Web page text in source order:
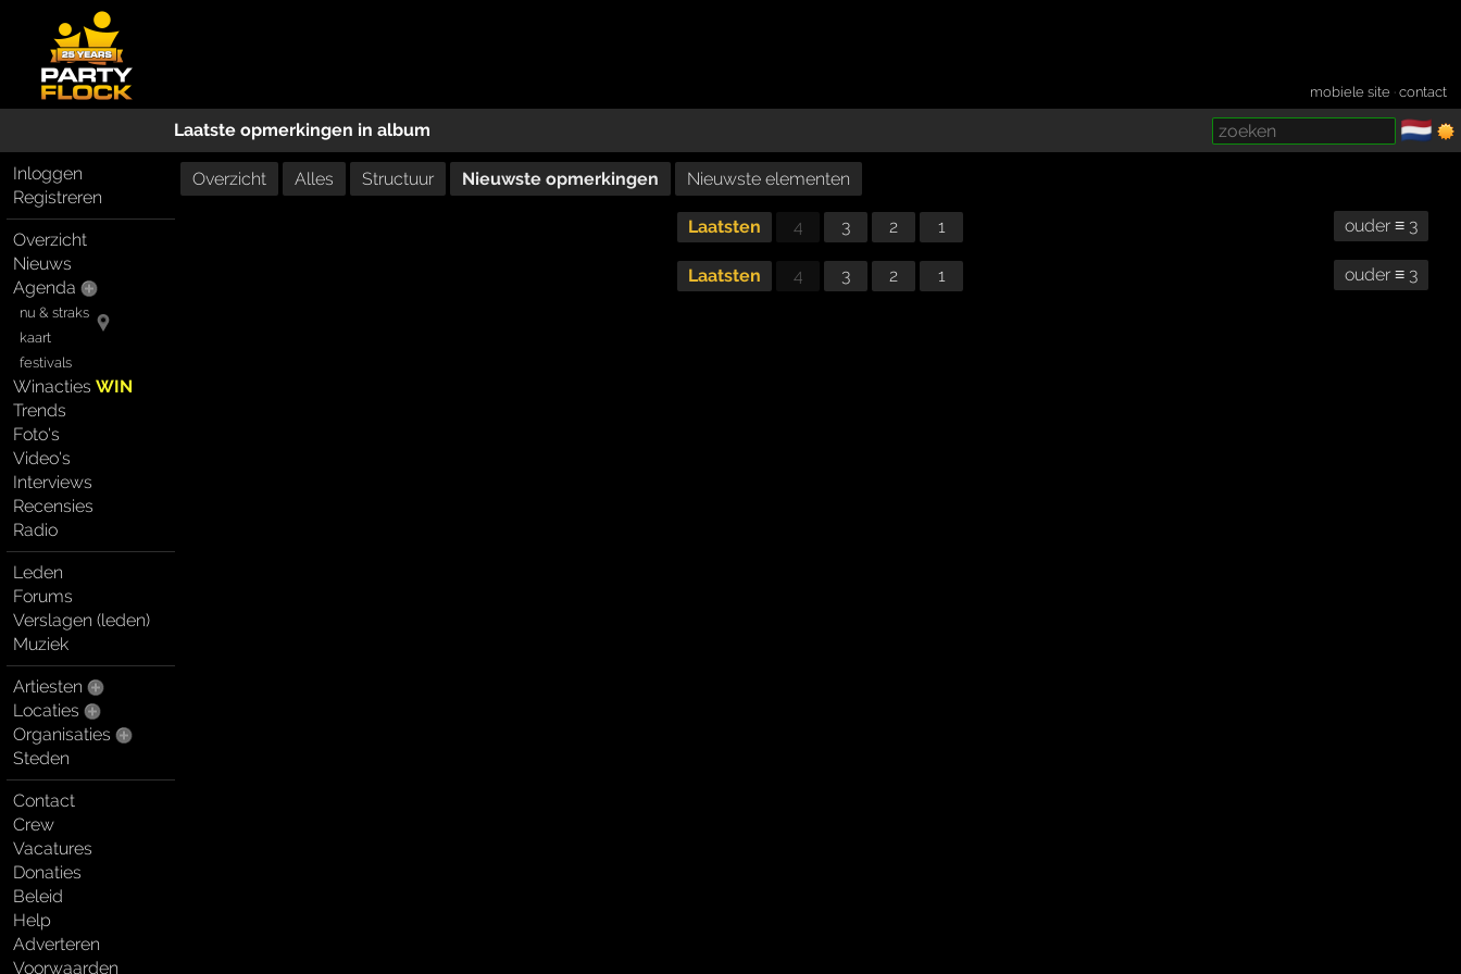
mobiele site ·contact
Laatste opmerkingen in album 🇳🇱
Inloggen
Registreren
Overzicht
Nieuws
Agenda
nu & straks
kaart
festivals
WinactiesWIN
Trends
Foto's
Video's
Interviews
Recensies
Radio
Leden
Forums
Verslagen (leden)
Muziek
Artiesten
Locaties
Organisaties
Steden
Contact
Crew
Vacatures
Donaties
Beleid
Help
Adverteren
Voorwaarden
Overzicht Alles Structuur Nieuwste opmerkingen Nieuwste elementen
Laatsten 4 3 2 1 ouder ≡ 3
Laatsten 4 3 2 1 ouder ≡ 3